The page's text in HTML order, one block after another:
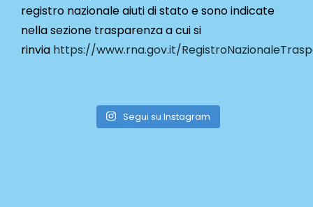
registro nazionale aiuti di stato e sono indicate
nella sezione trasparenza a cui si
rinvia https://www.rna.gov.it/
Segui su Instagram